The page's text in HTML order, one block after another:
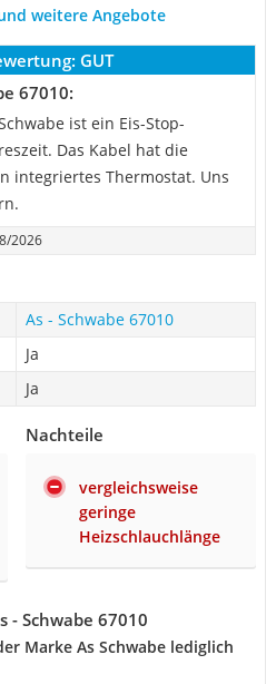
weitere Angebote
GUT
67010:
ist ein Eis-Stop-
Das Kabel hat die
integriertes Thermostat. Uns
2026
As - Schwabe 67010
Ja
Ja
Nachteile
vergleichsweise
geringe
Heizschlauchlänge
- Schwabe 67010
Marke As Schwabe lediglich